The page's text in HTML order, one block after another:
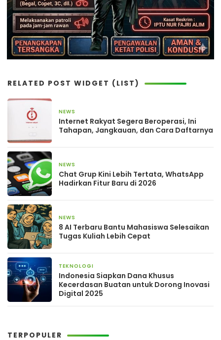
RELATED POST WIDGET (LIST)
NEWS
Internet Rakyat Segera Beroperasi, Ini
Tahapan, Jangkauan, dan Cara Daftarnya
NEWS
Chat Grup Kini Lebih Tertata, WhatsApp
Hadirkan Fitur Baru di 2026
NEWS
8 AI Terbaru Bantu Mahasiswa Selesaikan
Tugas Kuliah Lebih Cepat
TEKNOLOGI
Indonesia Siapkan Dana Khusus
Kecerdasan Buatan untuk Dorong Inovasi
Digital 2025
TERPOPULER